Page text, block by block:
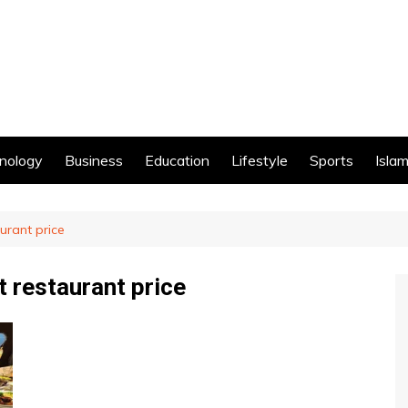
Business Education Lifestyle Sports
price
restaurant price